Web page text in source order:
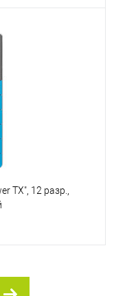
TX", 12 разр.,